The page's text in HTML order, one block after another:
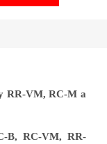
RR-VM, RC-M a
B, RC-VM, RR-